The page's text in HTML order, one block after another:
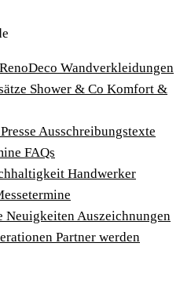
RenoDeco Wandverkleidungen
Shower & Co Komfort &
Presse Ausschreibungstexte
FAQs
Handwerker
NeuigkeitenAuszeichnungen
Partner werden